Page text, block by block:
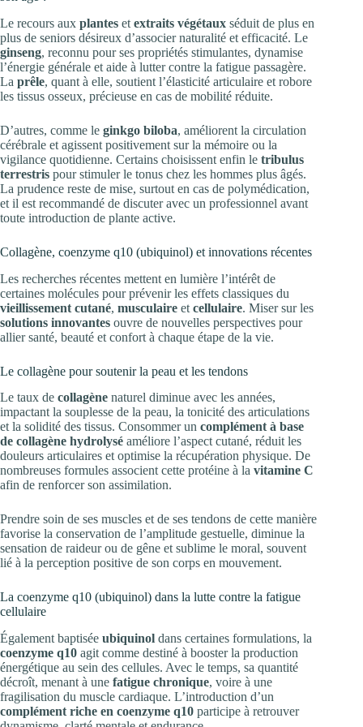
Le recours aux plantes et extraits végétaux séduit de plus en
plus de seniors désireux d’associer naturalité et efficacité. Le
ginseng, reconnu pour ses propriétés stimulantes, dynamise
l’énergie générale et aide à lutter contre la fatigue passagère.
La prêle, quant à elle, soutient l’élasticité articulaire et robore
les tissus osseux, précieuse en cas de mobilité réduite.
D’autres, comme le ginkgo biloba, améliorent la circulation
cérébrale et agissent positivement sur la mémoire ou la
vigilance quotidienne. Certains choisissent enfin le tribulus
terrestris pour stimuler le tonus chez les hommes plus âgés.
La prudence reste de mise, surtout en cas de polymédication,
et il est recommandé de discuter avec un professionnel avant
toute introduction de plante active.
Collagène, coenzyme q10 (ubiquinol) et innovations récentes
Les recherches récentes mettent en lumière l’intérêt de
certaines molécules pour prévenir les effets classiques du
vieillissement cutané, musculaire et cellulaire. Miser sur les
solutions innovantes ouvre de nouvelles perspectives pour
allier santé, beauté et confort à chaque étape de la vie.
Le collagène pour soutenir la peau et les tendons
Le taux de collagène naturel diminue avec les années,
impactant la souplesse de la peau, la tonicité des articulations
et la solidité des tissus. Consommer un complément à base
de collagène hydrolysé améliore l’aspect cutané, réduit les
douleurs articulaires et optimise la récupération physique. De
nombreuses formules associent cette protéine à la vitamine C
afin de renforcer son assimilation.
Prendre soin de ses muscles et de ses tendons de cette manière
favorise la conservation de l’amplitude gestuelle, diminue la
sensation de raideur ou de gêne et sublime le moral, souvent
lié à la perception positive de son corps en mouvement.
La coenzyme q10 (ubiquinol) dans la lutte contre la fatigue
cellulaire
Également baptisée ubiquinol dans certaines formulations, la
coenzyme q10 agit comme destiné à booster la production
énergétique au sein des cellules. Avec le temps, sa quantité
décroît, menant à une fatigue chronique, voire à une
fragilisation du muscle cardiaque. L’introduction d’un
complément riche en coenzyme q10 participe à retrouver